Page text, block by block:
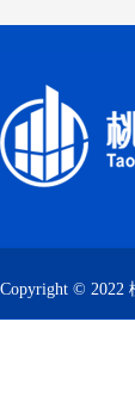
Copyright © 2022